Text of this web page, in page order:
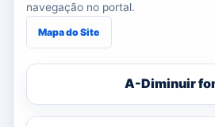
navegação no portal.
Mapa do Site
A-Diminuir